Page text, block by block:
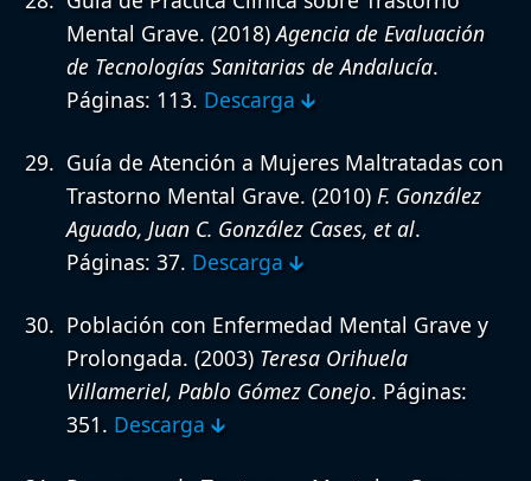
Mental Grave. (2018)Agencia de Evaluación
de Tecnologías Sanitarias de Andalucía.
Páginas: 113. Descarga 🡳
Guía de Atención a Mujeres Maltratadas con
Trastorno Mental Grave. (2010) F. González
Aguado, Juan C. González Cases, et al.
Páginas: 37. Descarga 🡳
Población con Enfermedad Mental Grave y
Prolongada. (2003) Teresa Orihuela
Villameriel, Pablo Gómez Conejo. Páginas:
351. Descarga 🡳